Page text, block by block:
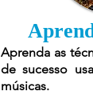
Aprenda as
de sucesso
músicas.